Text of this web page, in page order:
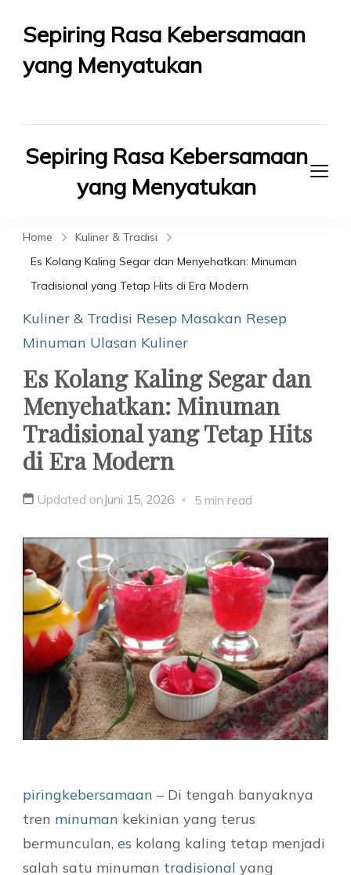
Sepiring Rasa Kebersamaan
yang Menyatukan
Sepiring Rasa Kebersamaan
yang Menyatukan
Home
Kuliner & Tradisi
Es Kolang Kaling Segar dan Menyehatkan: Minuman
Tradisional yang Tetap Hits di Era Modern
Kuliner & Tradisi Resep Masakan Resep
Minuman Ulasan Kuliner
Es Kolang Kaling Segar dan
Menyehatkan: Minuman
Tradisional yang Tetap Hits
di Era Modern
Updated onJuni 15, 2026 5 min read
piringkebersamaan – Di tengah banyaknya
tren minuman kekinian yang terus
bermunculan, es kolang kaling tetap menjadi
salah satu minuman tradisional yang